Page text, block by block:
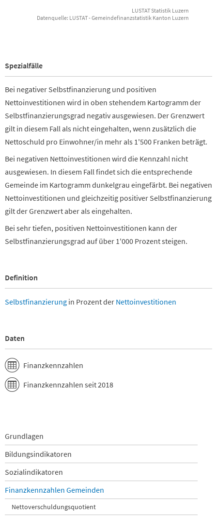
Dagmersellen
Emmen
Entlebuch
Ermensee
Escholzmatt-Marbach
Ettiswil
Fischbach
Geuensee
Gisikon
Grossdietwil
Grosswangen
Hasle
Hildisrieden
Hitzkirch
Knutwil
Meggen
Menznau
Rain
Reiden
Rickenbach
Roggliswil
Root
Rothenburg
LUSTAT Statistik Luzern
Datenquelle: LUSTAT - Gemeindefinanzstatistik Kanton Luzern
Spezialfälle
Bei negativer Selbstfinanzierung und positiven
Nettoinvestitionen wird in oben stehendem Kartogramm der
Selbstfinanzierungsgrad negativ ausgewiesen. Der Grenzwert
gilt in diesem Fall als nicht eingehalten, wenn zusätzlich die
Nettoschuld pro Einwohner/in mehr als 1'500 Franken beträgt.
Bei negativen Nettoinvestitionen wird die Kennzahl nicht
ausgewiesen. In diesem Fall findet sich die entsprechende
Gemeinde im Kartogramm dunkelgrau eingefärbt. Bei negativen
Nettoinvestitionen und gleichzeitig positiver Selbstfinanzierung
gilt der Grenzwert aber als eingehalten.
Bei sehr tiefen, positiven Nettoinvestitionen kann der
Selbstfinanzierungsgrad auf über 1'000 Prozent steigen.
Definition
Selbstfinanzierung in Prozent der Nettoinvestitionen
Daten
Finanzkennzahlen
Finanzkennzahlen seit 2018
Navigation
überspringen
Grundlagen
Bildungsindikatoren
Sozialindikatoren
Finanzkennzahlen Gemeinden
Nettoverschuldungsquotient